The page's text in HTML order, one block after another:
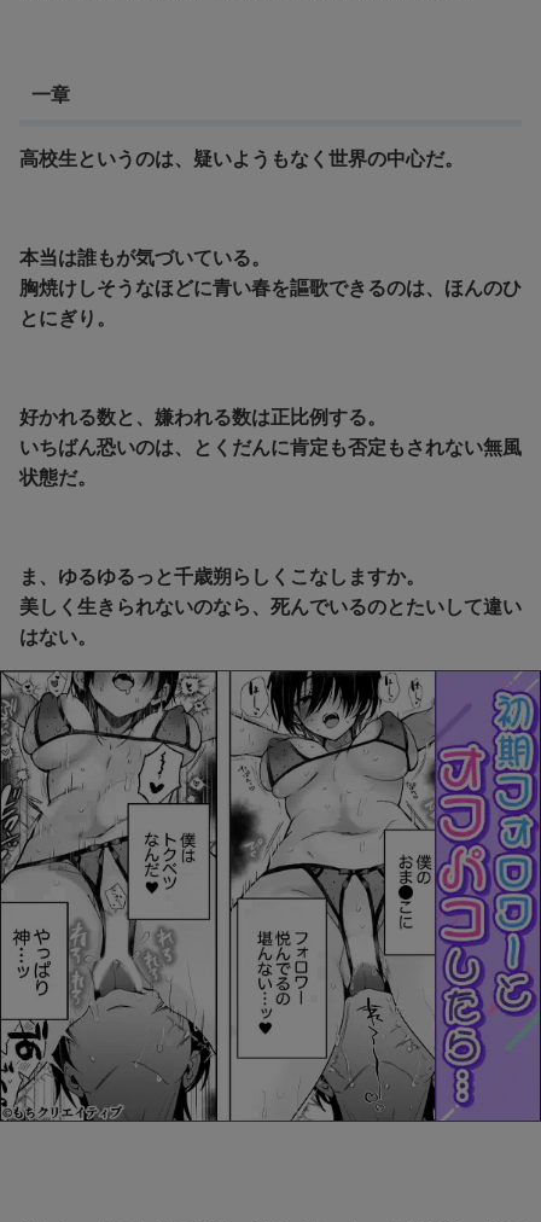
一章
高校生というのは、疑いようもなく世界の中心だ。
本当は誰もが気づいている。
胸焼けしそうなほどに青い春を謳歌できるのは、ほんのひ
とにぎり。
好かれる数と、嫌われる数は正比例する。
いちばん恐いのは、とくだんに肯定も否定もされない無風
状態だ。
ま、ゆるゆるっと千歳朔らしくこなしますか。
美しく生きられないのなら、死んでいるのとたいして違い
はない。